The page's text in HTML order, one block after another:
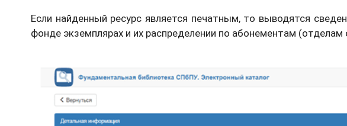
Если найденный ресурс является печатным, то выводятся
фонде экземплярах и их распределении по абонементам (отделам